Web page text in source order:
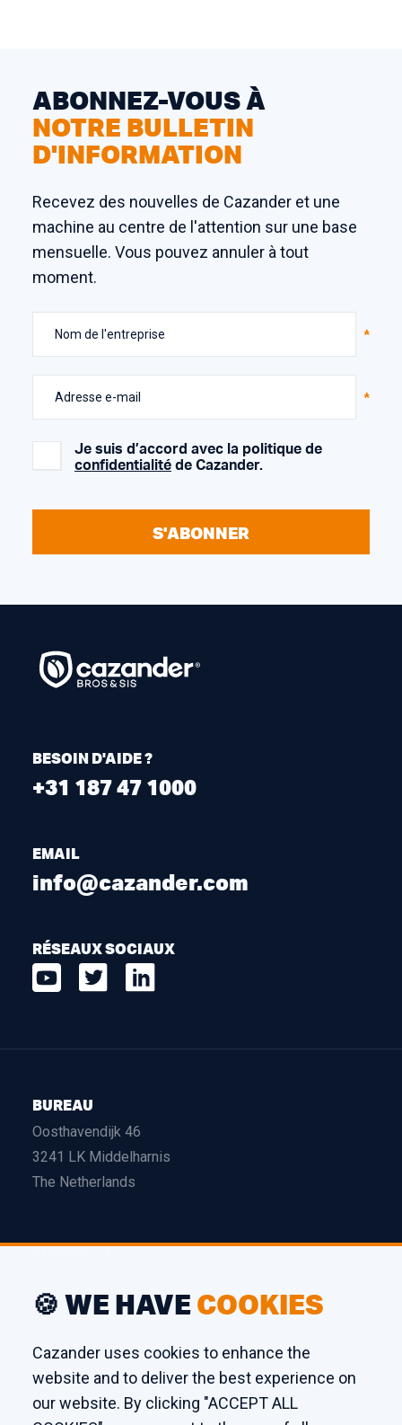
ABONNEZ-VOUS À
NOTRE BULLETIN
D'INFORMATION
Recevez des nouvelles de Cazander et une
machine au centre de l'attention sur une base
mensuelle. Vous pouvez annuler à tout
moment.
Nom de l'entreprise
Adresse e-mail
Je suis d’accord avec la politique de
confidentialité de Cazander.
S'ABONNER
BESOIN D'AIDE ?
+31 187 47 1000
EMAIL
info@cazander.com
RÉSEAUX SOCIAUX
BUREAU
Oosthavendijk 46
3241 LK Middelharnis
The Netherlands
3241 LS Middelharnis
ATELIER
🍪 WE HAVECOOKIES
Cazander uses cookies to enhance the
website and to deliver the best experience on
our website. By clicking "ACCEPT ALL